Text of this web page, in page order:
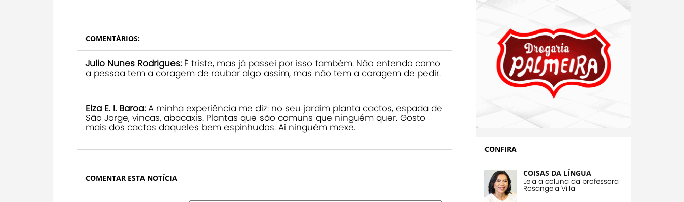
COMENTÁRIOS:
Julio Nunes Rodrigues: É triste, mas já passei por isso também. Não entendo como
a pessoa tem a coragem de roubar algo assim, mas não tem a coragem de pedir.
Elza E. I. Baroa: A minha experiência me diz: no seu jardim planta cactos, espada de
São Jorge, vincas, abacaxis. Plantas que são comuns que ninguém quer. Gosto
mais dos cactos daqueles bem espinhudos. Aí ninguém mexe.
COMENTAR ESTA NOTÍCIA
CONFIRA
COISAS DA LÍNGUA
Leia a coluna da professora
Rosangela Villa